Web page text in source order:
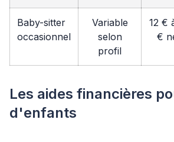
Baby-sitter
occasionnel
Variable
selon
profil
12 €
€
Les aides financières
d'enfants